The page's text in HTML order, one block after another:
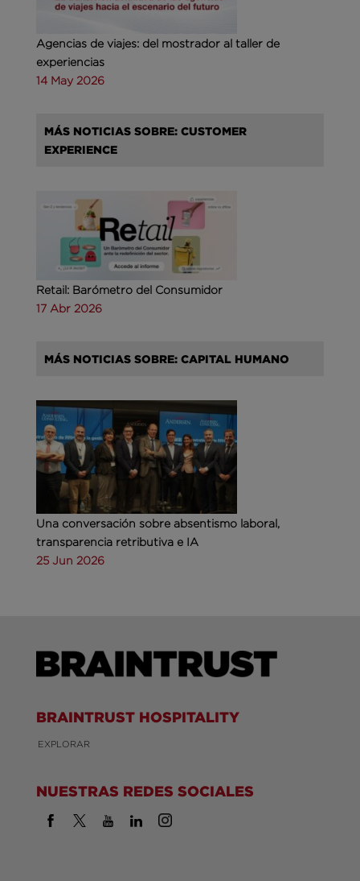
Agencias de viajes: del mostrador al taller de
experiencias
14 May 2026
MÁS NOTICIAS SOBRE: CUSTOMER
EXPERIENCE
Retail: Barómetro del Consumidor
17 Abr 2026
MÁS NOTICIAS SOBRE: CAPITAL HUMANO
Una conversación sobre absentismo laboral,
transparencia retributiva e IA
25 Jun 2026
BRAINTRUST HOSPITALITY
EXPLORAR
NUESTRAS REDES SOCIALES